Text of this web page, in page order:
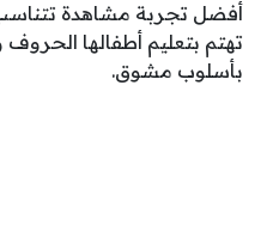
أفضل تجربة مشاهدة
تهتم بتعليم أطفالها الحروف
بأسلوب مشوق.